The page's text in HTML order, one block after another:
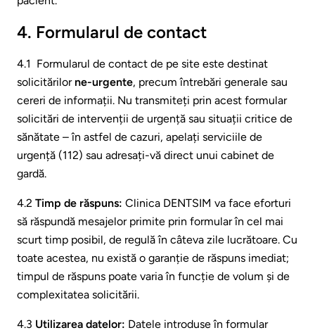
4. Formularul de contact
4.1 Formularul de contact de pe site este destinat
solicitărilor ne-urgente, precum întrebări generale sau
cereri de informații. Nu transmiteți prin acest formular
solicitări de intervenții de urgență sau situații critice de
sănătate – în astfel de cazuri, apelați serviciile de
urgență (112) sau adresați-vă direct unui cabinet de
gardă.
4.2 Timp de răspuns: Clinica DENTSIM va face eforturi
să răspundă mesajelor primite prin formular în cel mai
scurt timp posibil, de regulă în câteva zile lucrătoare. Cu
toate acestea, nu există o garanție de răspuns imediat;
timpul de răspuns poate varia în funcție de volum și de
complexitatea solicitării.
4.3 Utilizarea datelor: Datele introduse în formular